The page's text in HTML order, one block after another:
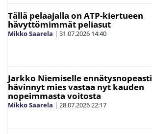
Tällä pelaajalla on ATP-kiertueen
hävyttömimmät peliasut
Mikko Saarela | 31.07.2026 14:40
Jarkko Niemiselle ennätysnopeasti
hävinnyt mies vastaa nyt kauden
nopeimmasta voitosta
Mikko Saarela | 28.07.202622:17